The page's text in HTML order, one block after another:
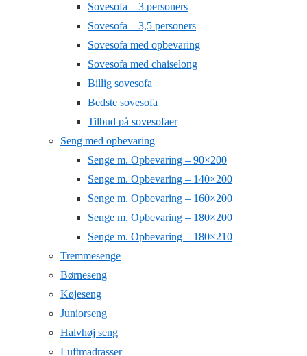
Sovesofa – 3 personers
Sovesofa – 3,5 personers
Sovesofa med opbevaring
Sovesofa med chaiselong
Billig sovesofa
Bedste sovesofa
Tilbud på sovesofaer
Seng med opbevaring
Senge m. Opbevaring – 90×200
Senge m. Opbevaring – 140×200
Senge m. Opbevaring – 160×200
Senge m. Opbevaring – 180×200
Senge m. Opbevaring – 180×210
Tremmesenge
Børneseng
Køjeseng
Juniorseng
Halvhøj seng
Luftmadrasser